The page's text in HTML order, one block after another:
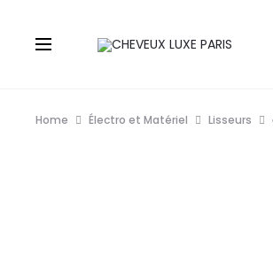
Home Électro et Matériel Lisseurs